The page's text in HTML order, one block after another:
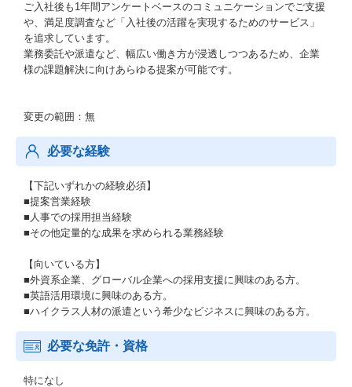
ご入社後も1年間アンケートベースのコミュニケーションでご支援
や、満足度調査など「入社後の活躍を実現するためのサービス」
を追求しています。
業務委託や派遣など、幅広い働き方が浸透しつつあるため、企業
様の課題解決に向けあらゆる提案が可能です。
変更の範囲：無
必要な経験
【下記いずれかの経験必須】
■提案営業経験
■人事での採用担当経験
■その他定量的な成果を求められる業務経験
【向いている方】
■外資系企業、グローバル企業への採用支援に興味のある方。
■英語活用環境に興味のある方。
■ハイクラス人材の派遣という希少なビジネスに興味のある方。
必要な免許・資格
特になし